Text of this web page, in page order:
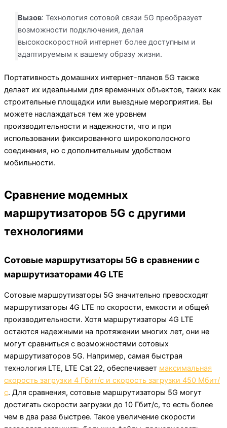
Вызов: Технология сотовой связи 5G преобразует
возможности подключения, делая
высокоскоростной интернет более доступным и
адаптируемым к вашему образу жизни.
Портативность домашних интернет-планов 5G также
делает их идеальными для временных объектов, таких как
строительные площадки или выездные мероприятия. Вы
можете наслаждаться тем же уровнем
производительности и надежности, что и при
использовании фиксированного широкополосного
соединения, но с дополнительным удобством
мобильности.
Сравнение модемных
маршрутизаторов 5G с другими
технологиями
Сотовые маршрутизаторы 5G в сравнении с
маршрутизаторами 4G LTE
Сотовые маршрутизаторы 5G значительно превосходят
маршрутизаторы 4G LTE по скорости, емкости и общей
производительности. Хотя маршрутизаторы 4G LTE
остаются надежными на протяжении многих лет, они не
могут сравниться с возможностями сотовых
маршрутизаторов 5G. Например, самая быстрая
технология LTE, LTE Cat 22, обеспечивает максимальная
скорость загрузки 4 Гбит/с и скорость загрузки 450 Мбит/
с. Для сравнения, сотовые маршрутизаторы 5G могут
достигать скорости загрузки до 10 Гбит/с, то есть более
чем в два раза быстрее. Такое увеличение скорости